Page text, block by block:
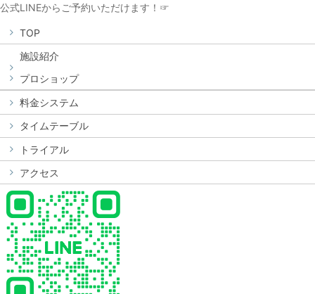
公式LINEからご予約いただけます！☞
TOP
施設紹介
プロショップ
料金システム
タイムテーブル
トライアル
アクセス